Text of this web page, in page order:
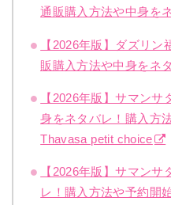
通販購入方法や中身を
【2026年版】ダズリ
販購入方法や中身をネ
【2026年版】サマン
身をネタバレ！購入方
Thavasa petit choice
【2026年版】サマン
レ！購入方法や予約開